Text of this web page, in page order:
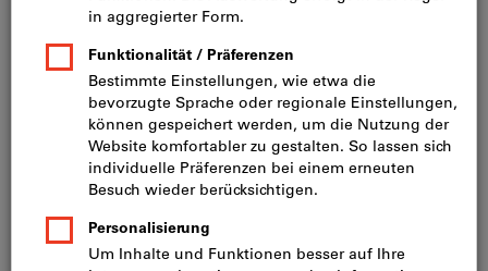
Bild zum Vergrößern anklicken
Preis pro 1 Stück